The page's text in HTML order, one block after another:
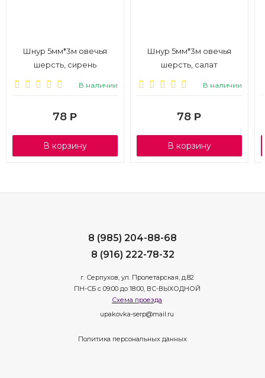
Шнур 5мм*3м овечья
шерсть, сирень
В наличии
78 Р
В корзину
Шнур 5мм*3м овечья
шерсть, салат
В наличии
78 Р
В корзину
8 (985) 204-88-68
8 (916) 222-78-32
г. Серпухов, ул. Пролетарская, д.82
ПН-СБ с 09:00 до 18:00, ВС-ВЫХОДНОЙ
Схема проезда
upakovka-serp@mail.ru
Политика персональных данных